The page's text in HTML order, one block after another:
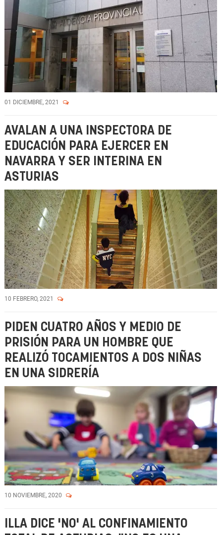
01 DICIEMBRE, 2021
AVALAN A UNA INSPECTORA DE
EDUCACIÓN PARA EJERCER EN
NAVARRA Y SER INTERINA EN
ASTURIAS
10 FEBRERO, 2021
PIDEN CUATRO AÑOS Y MEDIO DE
PRISIÓN PARA UN HOMBRE QUE
REALIZÓ TOCAMIENTOS A DOS NIÑAS
EN UNA SIDRERÍA
10 NOVIEMBRE, 2020
ILLA DICE 'NO' AL CONFINAMIENTO